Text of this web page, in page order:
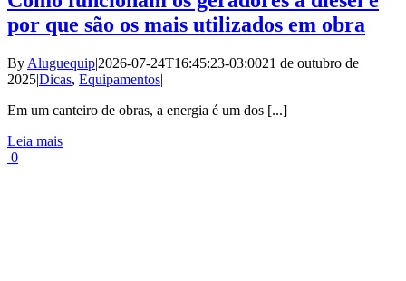
por que são os mais utilizados em obra
By Aluguequip|2026-07-24T16:45:23-03:0021 de outubro de
2025|Dicas, Equipamentos|
Em um canteiro de obras, a energia é um dos [...]
Leia mais
0